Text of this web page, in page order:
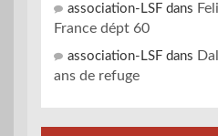
association-LSF dans
France dépt 60
association-LSF dans
ans de refuge